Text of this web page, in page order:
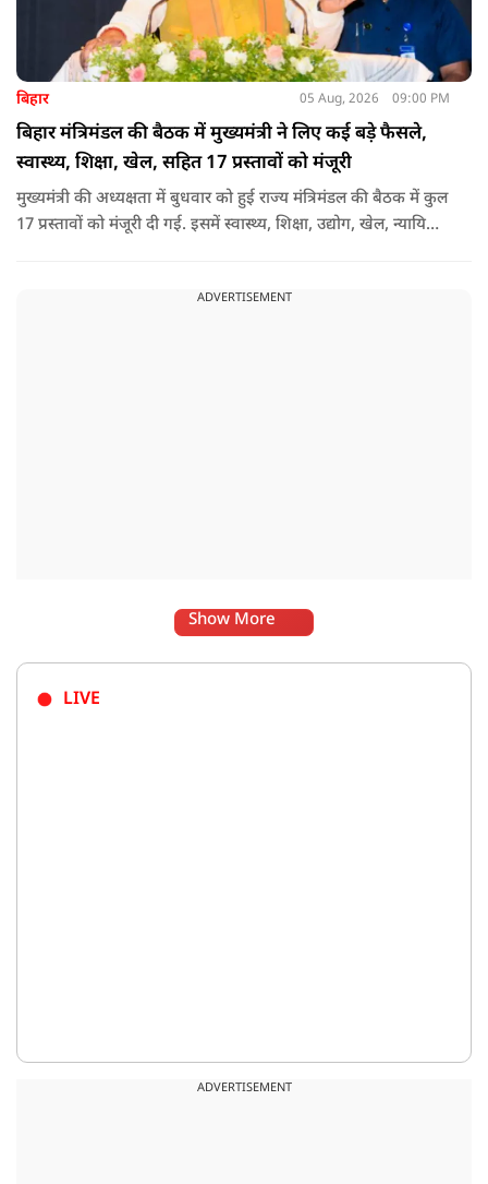
बिहार 05 Aug, 2026 09:00 PM
बिहार मंत्रिमंडल की बैठक में मुख्यमंत्री ने लिए कई बड़े फैसले,
स्वास्थ्य, शिक्षा, खेल, सहित 17 प्रस्तावों को मंजूरी
मुख्यमंत्री की अध्यक्षता में बुधवार को हुई राज्य मंत्रिमंडल की बैठक में कुल
17 प्रस्तावों को मंजूरी दी गई. इसमें स्वास्थ्य, शिक्षा, उद्योग, खेल, न्यायिक
ADVERTISEMENT
Show More
LIVE
ADVERTISEMENT